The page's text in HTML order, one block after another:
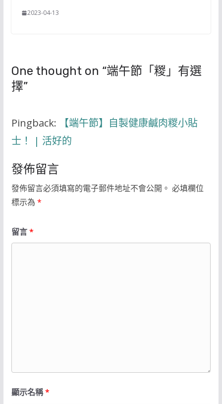
2023-04-13
One thought on “端午節「糉」有選
擇”
Pingback:
【端午節】自製健康鹹肉糉小貼
士！ | 活好的
發佈留言
發佈留言必須填寫的電子郵件地址不會公開。 必填欄位
標示為 *
留言*
顯示名稱*